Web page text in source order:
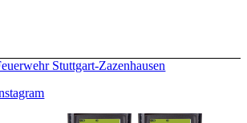
Stuttgart-Zazenhausen